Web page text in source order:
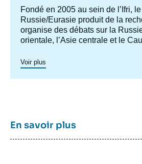
Accroche
centre
Fondé en 2005 au sein de l’Ifri,
Russie/Eurasie produit de la
organise des débats sur la
orientale, l’Asie centrale et le
d'anticiper l'évolution de cette
géographique complexe en
pour enrichir le débat public en
Voir plus
En savoir plus